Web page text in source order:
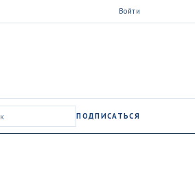
Войти
ПОДПИСАТЬСЯ